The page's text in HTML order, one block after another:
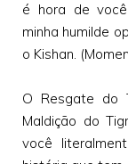
é hora de
minha humilde
o Kishan.
O Resgate do
Maldição do
você